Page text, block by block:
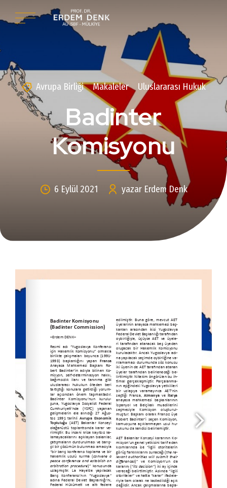
Avrupa Birliği Makaleler Uluslararası Hukuk
Badinter
Komisyonu
6 Eylül 2021 yazar Erdem Denk